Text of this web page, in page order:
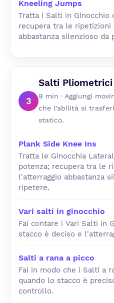
Kneeling Jumps
Tratta i Salti in Ginocchio
recupera tra le ripetizioni
abbastanza silenzioso da
3
Salti Pliometrici
9 min · Aggiungi
che l'abilità si
statico.
Plank Side Knee Ins
Tratta le Ginocchia
potenza; recupera tra le
l'atterraggio abbastanza
ripetere.
Vari salti in ginocchio
Fai contare i Vari Salti in
stacco è deciso e
Salti a rana a picco
Fai in modo che i Salti a
quando lo stacco è
controllo.